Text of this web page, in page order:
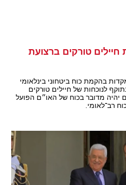
טורקים ברצועת
בהקמת כוח ביטחוני בינלאומי
לנוכחות של חיילים טורקים
מדובר בכוח של האו״ם הפועל
רב־לאומי.